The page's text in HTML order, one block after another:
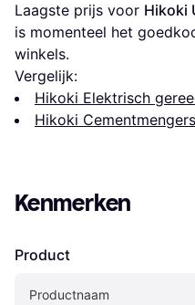
Laagste prijs voor Hikoki
is momenteel het
winkels.
Vergelijk:
Hikoki Elektrisch
Hikoki Cementmengers
Kenmerken
Product
Productnaam